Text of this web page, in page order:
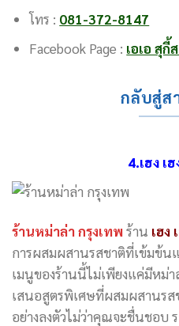
โทร : 081-372-8147
Facebook Page : เอเอ สุกี้
กลับสู่ส
4.เฮง เ
ร้านหม่าล่า กรุงเทพร้าน เฮง
การผสมผสานรสชาติที่เข้มข้น
เมนูของร้านนี้ไม่เพียงแค่มีหม่
เสนอสูตรพิเศษที่ผสมผสานร
อย่างลงตัวไม่ว่าคุณจะชื่นชอบ